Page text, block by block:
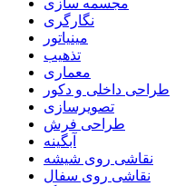
مجسمه سازی
نگارگری
مینیاتور
تذهیب
معماری
طراحی داخلی و دکور
تصویرسازی
طراحی فرش
آبگینه
نقاشی روی شیشه
نقاشی روی سفال